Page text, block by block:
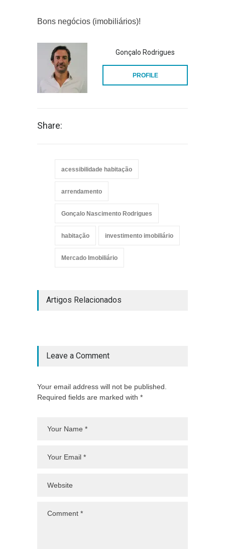
Bons negócios (imobiliários)!
Gonçalo Rodrigues
PROFILE
Share:
acessibilidade habitação
arrendamento
Gonçalo Nascimento Rodrigues
habitação investimento imobiliário
Mercado Imobiliário
Artigos Relacionados
Leave a Comment
Your email address will not be published.
Required fields are marked with *